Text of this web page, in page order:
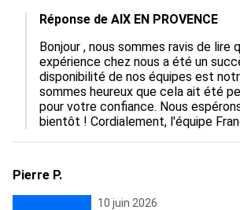
Réponse de AIX EN PROVENCE
Bonjour , nous sommes ravis de lire
expérience chez nous a été un
disponibilité de nos équipes est
sommes heureux que cela ait été
pour votre confiance. Nous
bientôt ! Cordialement, l'équipe
Pierre P.
10 juin 2026